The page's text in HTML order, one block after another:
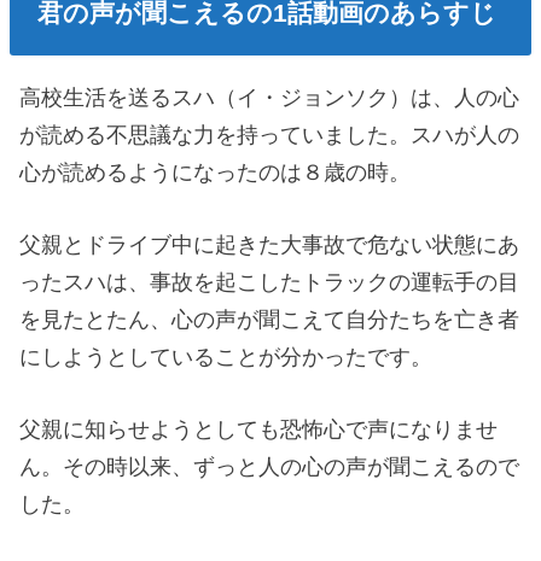
君の声が聞こえるの1話動画のあらすじ
高校生活を送るスハ（イ・ジョンソク）は、人の心
が読める不思議な力を持っていました。スハが人の
心が読めるようになったのは８歳の時。
父親とドライブ中に起きた大事故で危ない状態にあ
ったスハは、事故を起こしたトラックの運転手の目
を見たとたん、心の声が聞こえて自分たちを亡き者
にしようとしていることが分かったです。
父親に知らせようとしても恐怖心で声になりませ
ん。その時以来、ずっと人の心の声が聞こえるので
した。